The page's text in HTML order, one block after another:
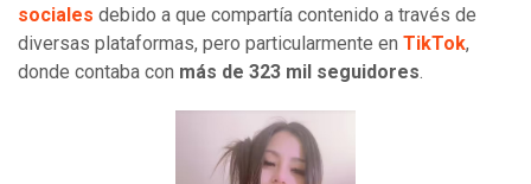
sociales debido a que compartía contenido a través de
diversas plataformas, pero particularmente en TikTok,
donde contaba con más de 323 mil seguidores.